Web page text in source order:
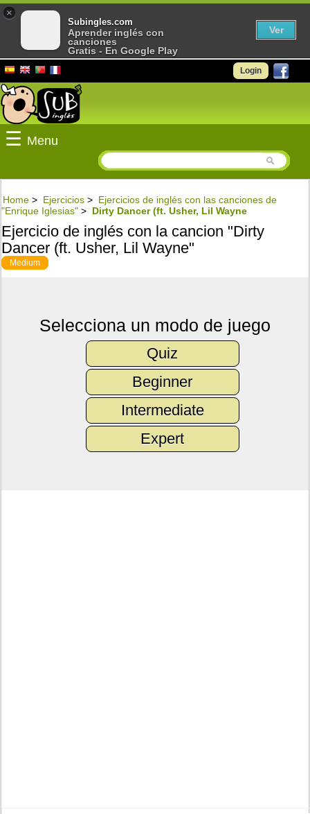
Login
☰ Menu
Home > Ejercicios > Ejercicios de inglés con las canciones de
"Enrique Iglesias" > Dirty Dancer (ft. Usher, Lil Wayne
Ejercicio de inglés con la cancion "Dirty
Dancer (ft. Usher, Lil Wayne"
Medium
Selecciona un modo de juego
Quiz
Beginner
Intermediate
Expert
×
Subingles.com
Aprender inglés con
canciones
Gratis - En Google Play
Ver